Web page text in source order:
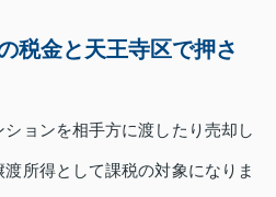
税金と天王寺区で押さ
ョンを相手方に渡したり売却し
所得として課税の対象になりま